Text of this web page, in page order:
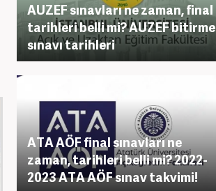
AUZEF sınavları ne zaman, final
tarihleri belli mi? AUZEF bitirme
sınavı tarihleri
ATA AÖF final sınavları ne
zaman, tarihleri belli mi? 2022-
2023 ATA AÖF sınav takvimi!